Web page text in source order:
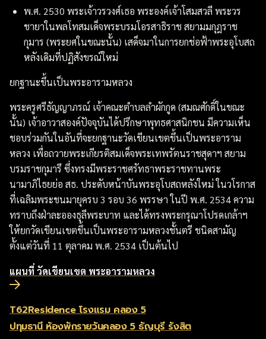
พ.ศ. 2530 พระเจ้าวรวงศ์เธอ พระองค์เจ้าโสมสวลี พระวร
ชายาในพลโทสมเด็จพระบรมโอรสาธิราช สยามมกุฎราช
กุมาร (พระยศในขณะนั้น) เสด็จมาในการยกช่อฟ้าพระอุโบสถ
หลังเดิมที่ปฏิสังขรณ์ใหม่
ยกฐานะขึ้นเป็นพระอารามหลวง
พระครูศรีธัญญาภรณ์ เจ้าคณะตำบลลำผักกูด (สมณศักดิ์ในขณะ
นั้น) เจ้าอาวาสองค์ปัจจุบันได้ปรึกษาพุทธศาสนิกชน มีความเห็น
ชอบร่วมกันในอันที่จะยกฐานะวัดเขียนเขตขึ้นเป็นพระอาราม
หลวง เพื่อถวายพระเกียรติสมเด็จพระเทพรัตนราชสุดาฯ สยาม
บรมราชกุมารี ซึ่งทรงมีพระราชศรัทธาพระราชทานพระ
นามาภิไธยย่อ สธ. ประดับหน้าบันพระอุโบสถหลังใหม่ ในวโรกาส
ที่เฉลิมพระชนมายุครบ 3 รอบ 36 พรรษา ในปี พ.ศ. 2534 ความ
ทราบถึงฝ่าละอองธุลีพระบาท และได้ทรงพระกรุณาโปรดเกล้าฯ
ให้ยกวัดเขียนเขตขึ้นเป็นพระอารามหลวงชั้นตรี ชนิดสามัญ
ตั้งแต่วันที่ 11 ตุลาคม พ.ศ. 2534 เป็นต้นไป
แผนที่ วัดเขียนเขต พระอารามหลวง
T62Residence โรงแรม คลอง 5
ปทุมธานี ห้องพักรายวันคลอง 5 ธัญบุรี รังสิต